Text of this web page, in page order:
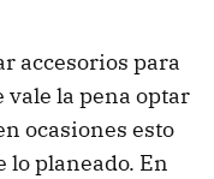
accesorios para
la pena optar
ocasiones esto
lo planeado. En